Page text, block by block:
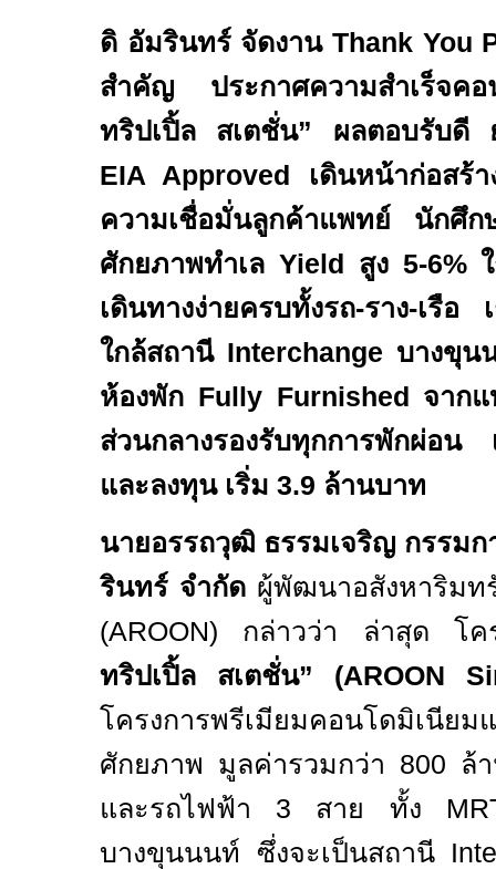
ดิ อัมรินทร์ จัดงาน Thank You
สำคัญ ประกาศความสำเร็จ
ทริปเปิ้ล สเตชั่น” ผลตอบรับดี
EIA Approved เดินหน้าก่อส
ความเชื่อมั่นลูกค้าแพทย์ นักศึ
ศักยภาพทำเล Yield สูง 5-6%ใ
เดินทางง่ายครบทั้งรถ-ราง-เรื
ใกล้สถานี Interchange บางขุน
ห้องพัก Fully Furnished จาก
ส่วนกลางรองรับทุกการพักผ่อน
และลงทุน เริ่ม 3.9 ล้านบาท
นายอรรถวุฒิ ธรรมเจริญ กรรม
รินทร์ จำกัด ผู้พัฒนาอสังหาริมท
(AROON) กล่าวว่า ล่าสุด โค
ทริปเปิ้ล สเตชั่น” (AROON
โครงการพรีเมียมคอนโดมิเนียม
ศักยภาพ มูลค่ารวมกว่า 800 ล้
และรถไฟฟ้า 3 สาย ทั้ง
บางขุนนนท์ ซึ่งจะเป็นสถานี